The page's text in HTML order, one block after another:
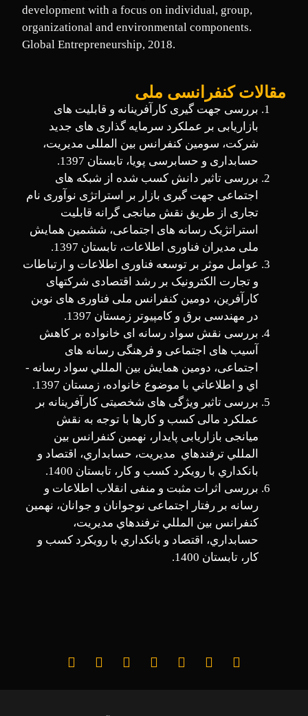
development with a focus on individual, group,
organizational and environmental components.
Global Entrepreneurship, 2018.
مقالات کنفرانسی ملی
بررسی جهت­ گیری کارآفرینانه و قابلیت ­های
بازاریابی بر عملکرد سرمایه ­گذاری­ های جدید
شرکت، سومین کنفرانس بین­ المللی مدیریت،
حسابداری و حسابرسی پویا، تابستان 1397.
بررسی تاثیر دانش کسب شده از شبکه­ های
اجتماعی جهت­ گیری بازار بر استراتژی نوآوری نام
تجاری از طریق نقش میانجی­ گرانه قابلیت
استراتژیک رسانه­ های اجتماعی، ششمین همایش
ملی مدیران فناوری اطلاعات، تابستان 1397.
عوامل موثر بر توسعه فناوری اطلاعات و ارتباطات
و تجارت الکترونیک بر رشد اقتصادی شرکت­های
کارآفرین، دومین کنفرانس ملی فناوری­ های نوین
در مهندسی برق و کامپیوتر زمستان 1397.
بررسی نقش سواد رسانه ­ای خانواده بر کاهش
آسیب ­های اجتماعی و فرهنگی رسانه­ های
اجتماعی، دومين همايش بين المللي سواد رسانه ­
اي و اطلاعاتي با موضوع خانواده، زمستان 1397.
بررسی تاثیر ویژگی­ های شخصیتی کارآفرینانه بر
عملکرد مالی کسب و کارها با توجه به نقش
میانجی بازاریابی پایدار، نهمين كنفرانس بين
المللي ترفندهاي مديريت، حسابداري، اقتصاد و
بانكداري با رويكرد كسب و كار، تابستان 1400.
بررسی اثرات مثبت و منفی انقلاب اطلاعات و
رسانه بر رفتار اجتماعی نوجوانان و جوانان، نهمين
كنفرانس بين­ المللي ترفندهاي مديريت،
حسابداري، اقتصاد و بانكداري با رويكرد كسب و
كار، تابستان 1400.